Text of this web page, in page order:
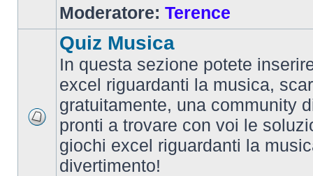
Moderatore: Terence
Quiz Musica
In questa sezione potete
excel riguardanti la musica,
gratuitamente, una community
pronti a trovare con voi le
giochi excel riguardanti la
divertimento!